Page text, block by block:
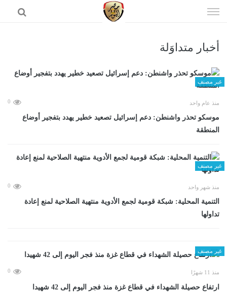
الى
أخبار متداوَلة
غير مصنف
منذ عام واحد 0
موسكو تحذر واشنطن: دعم إسرائيل تصعيد خطير يهدد بتفجير أوضاع
المنطقة
غير مصنف
منذ شهر واحد 0
التنمية المحلية: شبكة قومية لجمع الأدوية منتهية الصلاحية لمنع إعادة
تداولها
غير مصنف
منذ 11 شهرًا 0
ارتفاع حصيلة الشهداء في قطاع غزة منذ فجر اليوم إلى 42 شهيدا